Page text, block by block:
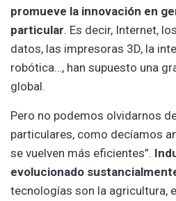
promueve la innovación en
particular. Es decir, Internet,
datos, las impresoras 3D, la
robótica…, han supuesto una
global.
Pero no podemos olvidarnos
particulares, como decíamos
se vuelven más eficientes”.
evolucionado
tecnologías son la agricultura,